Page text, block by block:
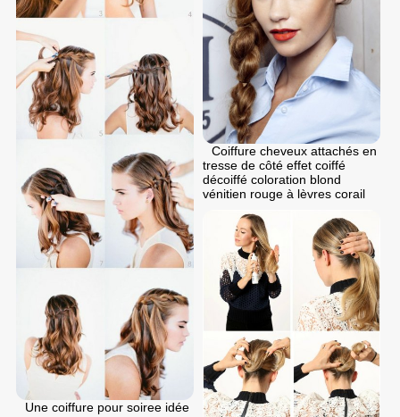
Une coiffure pour soiree idée
Coiffure cheveux attachés en
tresse de côté effet coiffé
décoiffé coloration blond
vénitien rouge à lèvres corail